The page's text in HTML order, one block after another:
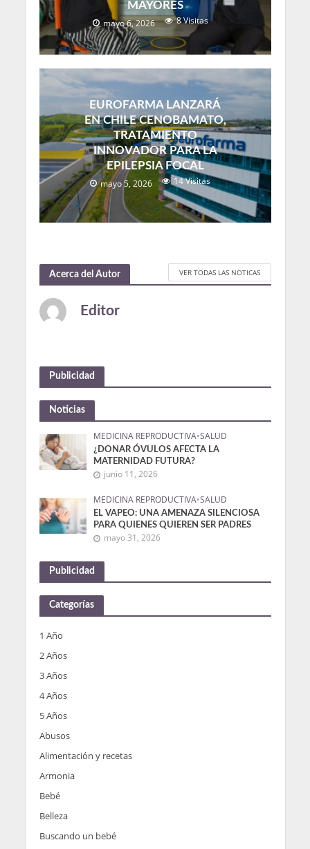
MAYORES
mayo 6, 2026 8 Visitas
EUROFARMA LANZARÁ
EN CHILE CENOBAMATO,
TRATAMIENTO
INNOVADOR PARA LA
EPILEPSIA FOCAL
mayo 5, 2026 14 Visitas
Acerca del Autor VER TODAS LAS NOTICAS
Editor
Publicidad
Noticias
MEDICINA REPRODUCTIVA•SALUD
¿DONAR ÓVULOS AFECTA LA
MATERNIDAD FUTURA?
junio 11, 2026
MEDICINA REPRODUCTIVA•SALUD
EL VAPEO: UNA AMENAZA SILENCIOSA
PARA QUIENES QUIEREN SER PADRES
mayo 31, 2026
Publicidad
Categorías
1 Año
2 Años
3 Años
4 Años
5 Años
Abusos
Alimentación y recetas
Armonia
Bebé
Belleza
Buscando un bebé